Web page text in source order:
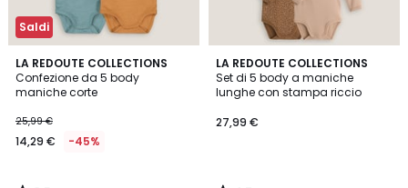
Saldi
LA REDOUTE COLLECTIONS
Confezione da 5 body
maniche corte
25,99 €
14,29 € -45%
3,5
/ 5
LA REDOUTE COLLECTIONS
Set di 5 body a maniche
lunghe con stampa riccio
27,99 €
4,7
/ 5